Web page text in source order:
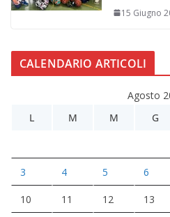
15 Giugno
CALENDARIO ARTICOLI
Agosto
L
M M G
3 4 5 6
10 11 12 13